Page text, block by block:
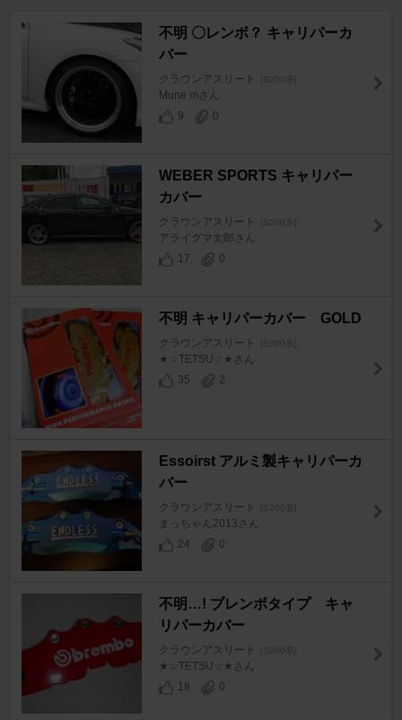
不明 〇レンボ？ キャリパーカ
バー
クラウンアスリート
Mune mさん
9
0
WEBER SPORTS キャリパー
カバー
クラウンアスリート
アライグマ太郎さん
17
0
不明 キャリパーカバー GOLD
クラウンアスリート
★☆TETSU☆★さん
35
2
Essoirst アルミ製キャリパーカ
バー
クラウンアスリート
まっちゃん2013さん
24
0
不明…! ブレンボタイプ キャ
リパーカバー
クラウンアスリート
★☆TETSU☆★さん
18
0